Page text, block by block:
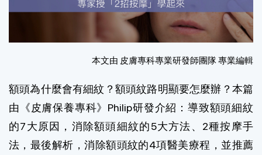
本文由 皮膚專科專業研發師團隊 專業編輯
額頭為什麼會有細紋？額頭紋路明顯要怎麼辦？本篇
由《皮膚保養專科》Philip研發介紹：導致額頭細紋
的7大原因，消除額頭細紋的5大方法、2種按摩手
法，最後解析，消除額頭紋的4項醫美療程，並推薦